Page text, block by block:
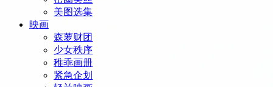
美图选集
映画
森萝财团
少女秩序
稚乖画册
紧急企划